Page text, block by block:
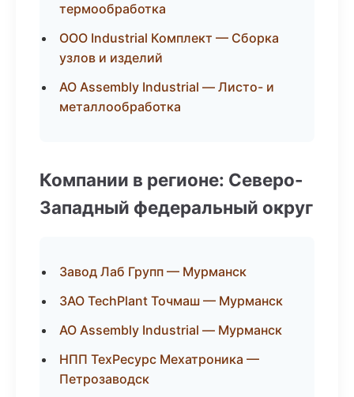
термообработка
ООО Industrial Комплект — Сборка
узлов и изделий
АО Assembly Industrial — Листо- и
металлообработка
Компании в регионе: Северо-
Западный федеральный округ
Завод Лаб Групп — Мурманск
ЗАО TechPlant Точмаш — Мурманск
АО Assembly Industrial — Мурманск
НПП ТехРесурс Мехатроника —
Петрозаводск